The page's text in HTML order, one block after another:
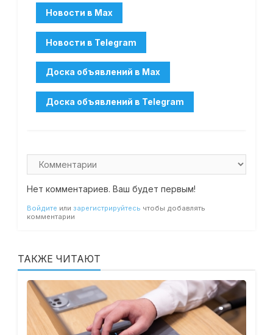
Нет комментариев. Ваш будет первым!
Войдите или зарегистрируйтесь чтобы добавлять
комментарии
ТАКЖЕ ЧИТАЮТ